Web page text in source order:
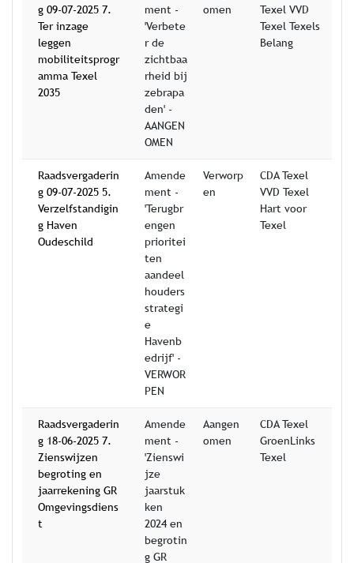
g 09-07-2025 7.
Ter inzage
leggen
mobiliteitsprogr
amma Texel
2035
ment -
'Verbete
r de
zichtbaa
rheid bij
zebrapa
den' -
AANGEN
OMEN
omen
Texel VVD
Texel Texels
Belang
Raadsvergaderin
g 09-07-2025 5.
Verzelfstandigin
g Haven
Oudeschild
Amende
ment -
'Terugbr
engen
prioritei
ten
aandeel
houders
strategi
e
Havenb
edrijf' -
VERWOR
PEN
Verworp
en
CDA Texel
VVD Texel
Hart voor
Texel
Raadsvergaderin
g 18-06-2025 7.
Zienswijzen
begroting en
jaarrekening GR
Omgevingsdiens
t
Amende
ment -
'Zienswi
jze
jaarstuk
ken
2024 en
begrotin
g GR
Aangen
omen
CDA Texel
GroenLinks
Texel